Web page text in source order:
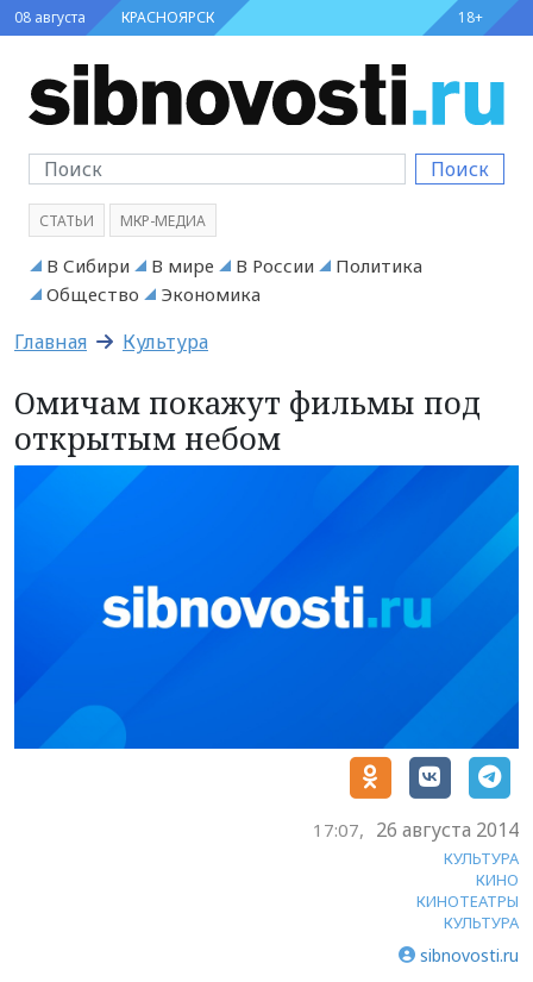
08 августа КРАСНОЯРСК 18+
Поиск
СТАТЬИ МКР-МЕДИА
В Сибири В мире В России
Политика
Общество
Экономика
Главная Культура
Омичам покажут фильмы под
открытым небом
17:07, 26 августа 2014
КУЛЬТУРА
КИНО
КИНОТЕАТРЫ
КУЛЬТУРА
sibnovosti.ru